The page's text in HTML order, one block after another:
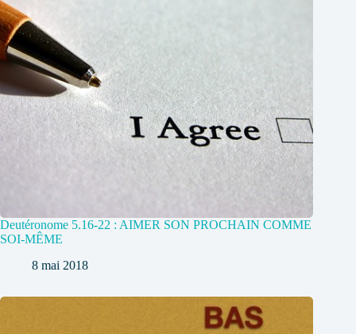
Deutéronome 5.16-22 : AIMER SON PROCHAIN COMME
SOI-MÊME
8 mai 2018